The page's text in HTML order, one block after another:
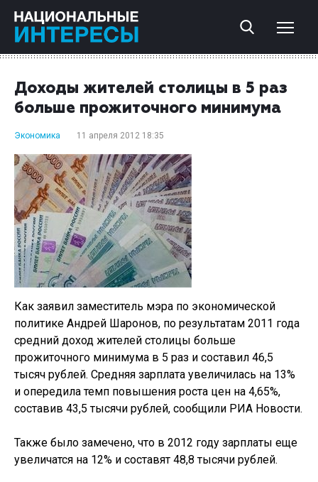
Доходы жителей столицы в 5 раз
больше прожиточного минимума
Экономика 11 апреля 2012 18:35
Как заявил заместитель мэра по экономической
политике Андрей Шаронов, по результатам 2011 года
средний доход жителей столицы больше
прожиточного минимума в 5 раз и составил 46,5
тысяч рублей. Средняя зарплата увеличилась на 13%
и опередила темп повышения роста цен на 4,65%,
составив 43,5 тысячи рублей, сообщили РИА Новости.
Также было замечено, что в 2012 году зарплаты еще
увеличатся на 12% и составят 48,8 тысячи рублей.